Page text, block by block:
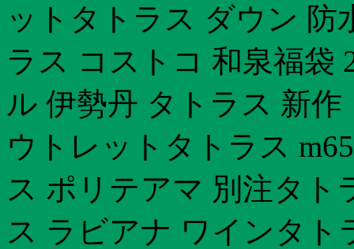
ットタトラス ダウン 防
ラス コストコ 和泉福袋
ル 伊勢丹 タトラス 新
ウトレットタトラス
ス ポリテアマ 別注タト
ス ラビアナ ワインタト